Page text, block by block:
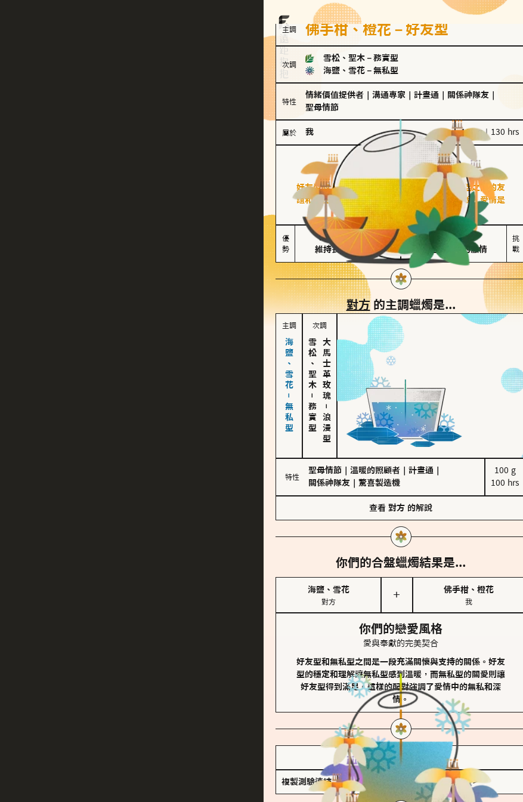
主調 佛手柑、橙花－好友型
次調
雪松、聖木 － 務實型
海鹽、雪花 － 無私型
特性
情緒價值提供者 溝通專家 計畫通 關係神隊友
聖母情節
屬於 我 100 g｜130 hrs
好友型的人喜歡分享生活中的點滴，重視與伴侶之間的友
誼和信任，穩定感是重要的關鍵詞。對他們來說，愛情是
心靈深處的共鳴和理解。
優
勢
擅長聆聽與溝通
維持長期穩定關係
不喜歡變化
缺乏關係中的激情
挑
戰
對方的主調蠟燭是...
主調
海鹽、雪花－無私型
次調
雪松、聖木
－
務實型
大馬士革玫瑰
－
浪漫型
特性
聖母情節 溫暖的照顧者 計畫通
關係神隊友
驚喜製造機
100 g
100 hrs
查看 對方 的解說
你們的合盤蠟燭結果是...
海鹽、雪花
對方
＋
佛手柑、橙花
我
你們的戀愛風格
愛與奉獻的完美契合
好友型和無私型之間是一段充滿關懷與支持的關係。好友
型的穩定和理解讓無私型感到溫暖，而無私型的關愛則讓
好友型得到滿足。這樣的配對強調了愛情中的無私和深
情。
儲存我的結果圖
複製測驗連結 查看香氛類型全解析 >>>